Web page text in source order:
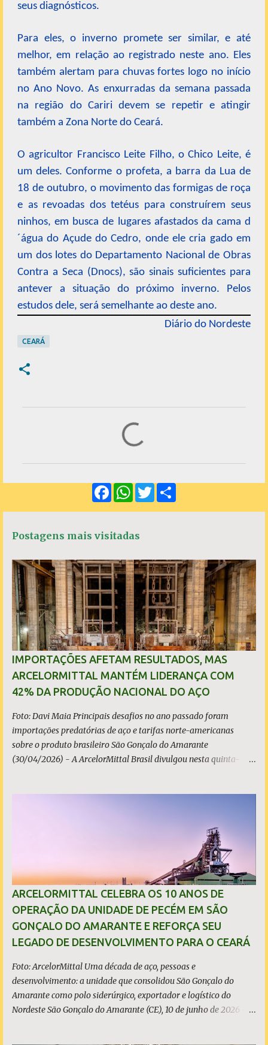
seus diagnósticos.
Para eles, o inverno promete ser similar, e até
melhor, em relação ao registrado neste ano. Eles
também alertam para chuvas fortes logo no início
no Ano Novo. As enxurradas da semana passada
na região do Cariri devem se repetir e atingir
também a Zona Norte do Ceará.
O agricultor Francisco Leite Filho, o Chico Leite, é
um deles. Conforme o profeta, a barra da Lua de
18 de outubro, o movimento das formigas de roça
e as revoadas dos tetéus para construírem seus
ninhos, em busca de lugares afastados da cama d
´água do Açude do Cedro, onde ele cria gado em
um dos lotes do Departamento Nacional de Obras
Contra a Seca (Dnocs), são sinais suficientes para
antever a situação do próximo inverno. Pelos
estudos dele, será semelhante ao deste ano.
Diário do Nordeste
CEARÁ
t
i
o
s
F
a
o
W
h
A
T
w
Postagens mais visitadas
IMPORTAÇÕES AFETAM RESULTADOS, MAS
ARCELORMITTAL MANTÉM LIDERANÇA COM
42% DA PRODUÇÃO NACIONAL DO AÇO
Foto: Davi Maia Principais desafios no ano passado foram
importações predatórias de aço e tarifas norte-americanas
sobre o produto brasileiro São Gonçalo do Amarante
(30/04/2026) - A ArcelorMittal Brasil divulgou nesta quinta-
e operacionais da organização e de todo o setor do aço brasileiro.
Ainda assim, a empresa manteve-se como líder no Brasil, com
42% da produção nacional de aço bruto, os investimentos
programados e permaneceu firme em seus valores de segurança,
sustentabilidade, qualidade e liderança. A produção total de aço
somou 15,14 milhões de toneladas – um recuo de 1,3% em
relação a 2024. A produção de minério de ferro atingiu 2,34
milhões de toneladas, montante 18,3% menor que 2024. Neste
caso, o resultado foi impactado pela trans...
ARCELORMITTAL CELEBRA OS 10 ANOS DE
OPERAÇÃO DA UNIDADE DE PECÉM EM SÃO
GONÇALO DO AMARANTE E REFORÇA SEU
LEGADO DE DESENVOLVIMENTO PARA O CEARÁ
Foto: ArcelorMittal Uma década de aço, pessoas e
desenvolvimento: a unidade que consolidou São Gonçalo do
Amarante como polo siderúrgico, exportador e logístico do
Nordeste São Gonçalo do Amarante (CE), 10 de junho de 2026 - A